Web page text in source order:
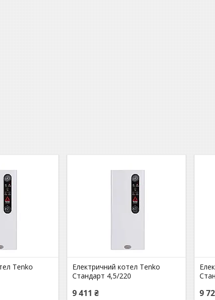
Tenko
Електричний котел Tenko
Стандарт 4,5/220
9 411 ₴ 9